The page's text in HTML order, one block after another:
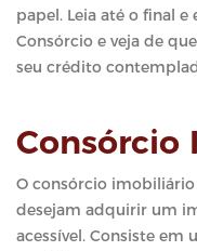
papel. Leia até o final
Consórcio e veja de
seu crédito
Consórcio
O consórcio
desejam adquirir um
acessível. Consiste em